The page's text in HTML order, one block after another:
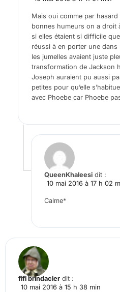
Mais oui comme par
bonnes humeurs on a droit
si elles étaient si difficile
réussi à en porter une
les jumelles avaient juste
transformation de Jackson
Joseph auraient pu aussi
petites pour qu’elle
avec Phoebe car Phoebe
QueenKhaleesi dit :
10 mai 2016 à 17 h 02
Calme*
fifi brindacier dit :
10 mai 2016 à 15 h 38 min